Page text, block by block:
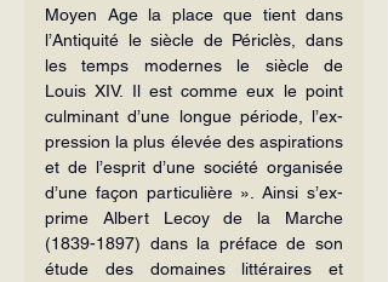
Moyen Age la place que tient dans
l’Antiquité le siècle de Périclès, dans
les temps modernes le siècle de
Louis XIV. Il est comme eux le point
culminant d’une longue période, l’ex­
pression la plus élevée des aspirations
et de l’esprit d’une société organisée
d’une façon particulière ». Ainsi s’ex­
prime Albert Lecoy de la Marche
(1839-1897) dans la préface de son
étude des domaines littéraires et